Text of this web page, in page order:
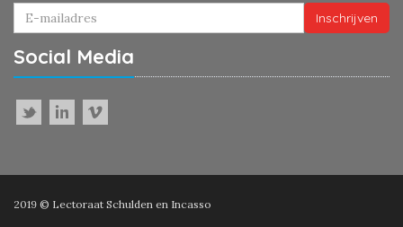
Inschrijven
Social Media
2019 © Lectoraat Schulden en Incasso